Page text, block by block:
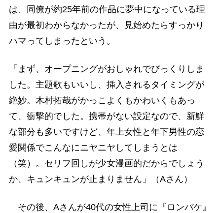
は、同僚が約25年前の作品に夢中になっている理
由が最初わからなかったが、見始めたらすっかり
ハマってしまったという。
「まず、オープニングがおしゃれでびっくりしま
した。主題歌もいいし、挿入されるタイミングが
絶妙。木村拓哉がかっこよくもかわいくもあっ
て、衝撃的でした。携帯がない設定なので、新鮮
な部分も多いですけど、年上女性と年下男性の恋
愛関係でこんなにニヤニヤしてしまうとは
（笑）。セリフ回しが少女漫画的だからでしょう
か、キュンキュンが止まりません」（Aさん）
その後、Aさんが40代の女性上司に『ロンバケ』